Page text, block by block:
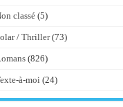
classé(5)
/ Thriller(73)
(826)
à-moi (24)